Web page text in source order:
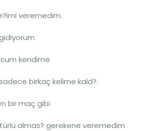
veremedim.
kendime
birkaç kelime kald?.
bir maç gibi
almas? gerekene veremedim